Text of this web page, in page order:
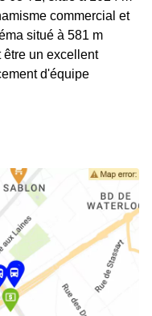
commercial et
situé à 581 m
être un excellent
d'équipe